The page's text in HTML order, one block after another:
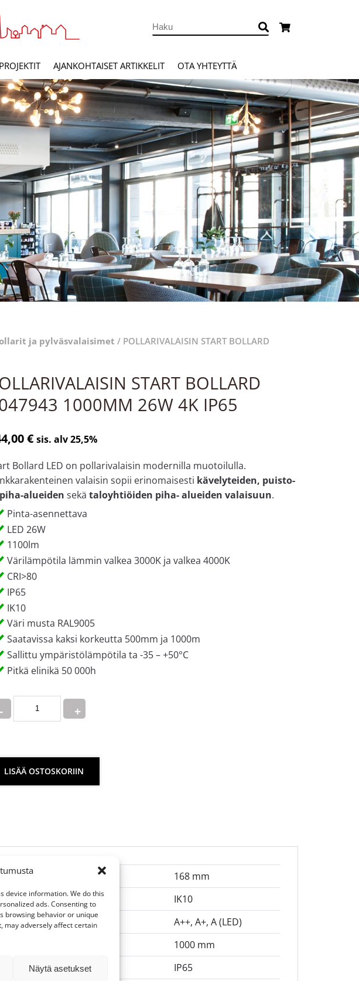
device information. We do this
ads. Consenting to
browsing behavior or unique
may adversely affect certain
Näytä asetukset
PROJEKTIT AJANKOHTAISET ARTIKKELIT OTA YHTEYTTÄ
ja pylväsvalaisimet / POLLARIVALAISIN START BOLLARD
START BOLLARD
1000MM 26W 4K IP65
€ sis. alv 25,5%
Bollard LED on pollarivalaisin modernilla muotoilulla.
valaisin sopii erinomaisesti kävelyteiden, puisto-
alueidensekä taloyhtiöiden piha- alueiden valaisuun.
Pinta-asennettava
LED 26W
1100lm
Värilämpötila lämmin valkea 3000K ja valkea 4000K
CRI>80
IP65
IK10
Väri musta RAL9005
Saatavissa kaksi korkeutta 500mm ja 1000m
Sallittu ympäristölämpötila ta -35 – +50°C
Pitkä elinikä 50 000h
LISÄÄ OSTOSKORIIN
168 mm
IK10
A++, A+, A (LED)
1000 mm
IP65